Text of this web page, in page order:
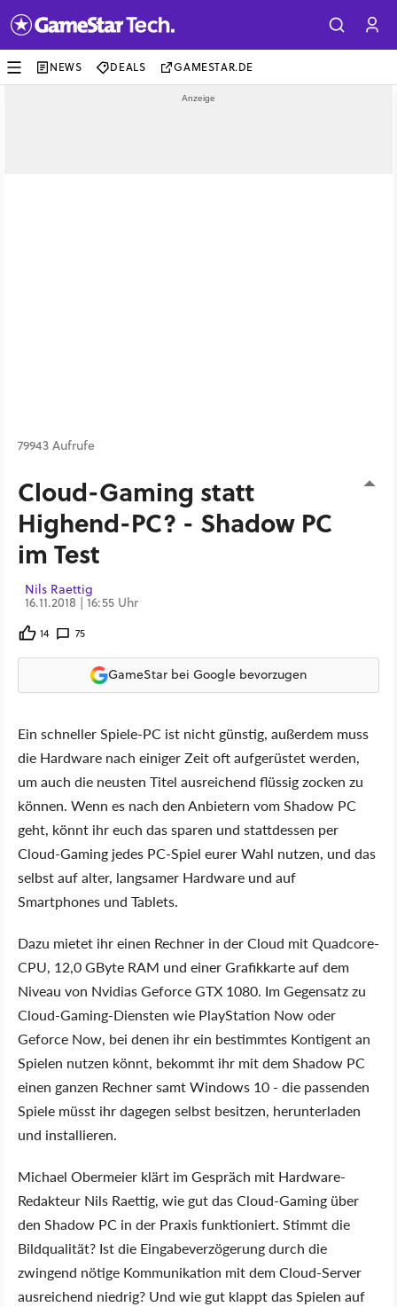
NEWS DEALS GAMESTAR.DE
79943 Aufrufe
Cloud-Gaming statt
Highend-PC? - Shadow PC
im Test
Nils Raettig
16.11.2018 | 16:55 Uhr
14 75
GameStar bei Google bevorzugen
Ein schneller Spiele-PC ist nicht günstig, außerdem muss
die Hardware nach einiger Zeit oft aufgerüstet werden,
um auch die neusten Titel ausreichend flüssig zocken zu
können. Wenn es nach den Anbietern vom Shadow PC
geht, könnt ihr euch das sparen und stattdessen per
Cloud-Gaming jedes PC-Spiel eurer Wahl nutzen, und das
selbst auf alter, langsamer Hardware und auf
Smartphones und Tablets.
Dazu mietet ihr einen Rechner in der Cloud mit Quadcore-
CPU, 12,0 GByte RAM und einer Grafikkarte auf dem
Niveau von Nvidias Geforce GTX 1080. Im Gegensatz zu
Cloud-Gaming-Diensten wie PlayStation Now oder
Geforce Now, bei denen ihr ein bestimmtes Kontigent an
Spielen nutzen könnt, bekommt ihr mit dem Shadow PC
einen ganzen Rechner samt Windows 10 - die passenden
Spiele müsst ihr dagegen selbst besitzen, herunterladen
und installieren.
Michael Obermeier klärt im Gespräch mit Hardware-
Redakteur Nils Raettig, wie gut das Cloud-Gaming über
den Shadow PC in der Praxis funktioniert. Stimmt die
Bildqualität? Ist die Eingabeverzögerung durch die
zwingend nötige Kommunikation mit dem Cloud-Server
ausreichend niedrig? Und wie gut klappt das Spielen auf